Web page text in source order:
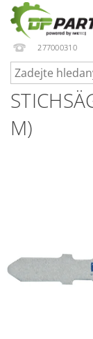
277000310
M)